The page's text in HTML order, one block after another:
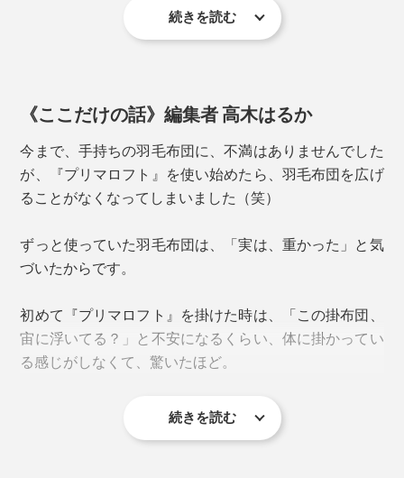
その発想から、寝具メーカーのディーブレスが、掛布団
フンワリ軽いのに暖かくて、まるで、一晩中“春の陽
気”に包まれているような、身軽な寝心地……重い綿布
団や毛布、洗えない羽毛布団が扱いにくくなってきた人
に、おすすめします。
ュームの羽毛布団代わりになります。
写真は、プリマロフト1200本掛け
で、保温力が高まって、ますます暖かく。
暖かさの工夫は、キルトの構造にもあります。
続きを読む
《ここだけの話》編集者 高木はるか
今まで、手持ちの羽毛布団に、不満はありませんでした
が、『プリマロフト』を使い始めたら、羽毛布団を広げ
ることがなくなってしまいました（笑）
ずっと使っていた羽毛布団は、「実は、重かった」と気
づいたからです。
初めて『プリマロフト』を掛けた時は、「この掛布団、
宙に浮いてる？」と不安になるくらい、体に掛かってい
る感じがしなくて、驚いたほど。
でも、すぐに気づきました。肩のまわり、背中や腰、足
続きを読む